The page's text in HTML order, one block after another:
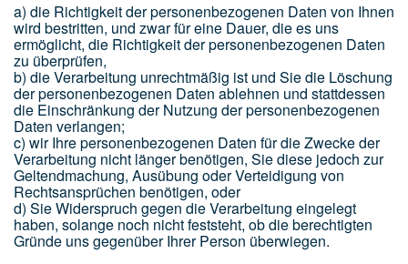
a) die Richtigkeit der personenbezogenen Daten von Ihnen
wird bestritten, und zwar für eine Dauer, die es uns
ermöglicht, die Richtigkeit der personenbezogenen Daten
zu überprüfen,
b) die Verarbeitung unrechtmäßig ist und Sie die Löschung
der personenbezogenen Daten ablehnen und stattdessen
die Einschränkung der Nutzung der personenbezogenen
Daten verlangen;
c) wir Ihre personenbezogenen Daten für die Zwecke der
Verarbeitung nicht länger benötigen, Sie diese jedoch zur
Geltendmachung, Ausübung oder Verteidigung von
Rechtsansprüchen benötigen, oder
d) Sie Widerspruch gegen die Verarbeitung eingelegt
haben, solange noch nicht feststeht, ob die berechtigten
Gründe uns gegenüber Ihrer Person überwiegen.